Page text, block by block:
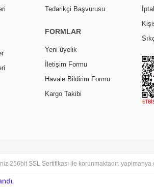
Tedarikçi Başvurusu
FORMLAR
Yeni üyelik
İletişim Formu
Havale Bildirim Formu
Kargo Takibi
256bit SSL Sertifikası ile korunmaktadır.